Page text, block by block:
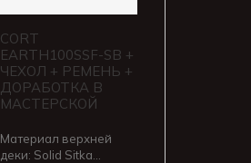
CORT
EARTH100SSF-SB +
ЧЕХОЛ + РЕМЕНЬ +
ДОРАБОТКА В
МАСТЕРСКОЙ
Материал верхней
деки: Solid Sitka...